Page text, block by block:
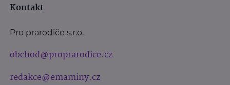
Kontakt
Pro prarodiče s.r.o.
obchod@proprarodice.cz
redakce@emaminy.cz